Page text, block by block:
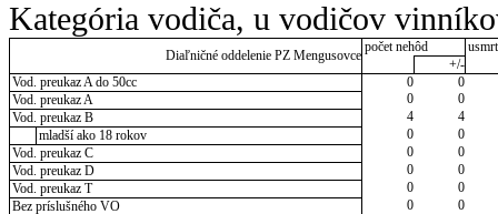
Kategória vodiča, u vodičov
Diaľničné oddelenie PZ Mengusovce
počet nehôd
+/-
Vod. preukaz A do 50cc
0
0
Vod. preukaz A
0
0
Vod. preukaz B
4
4
mladší ako 18 rokov
0
0
Vod. preukaz C
0
0
Vod. preukaz D
0
0
Vod. preukaz T
0
0
Bez príslušného VO
0
0